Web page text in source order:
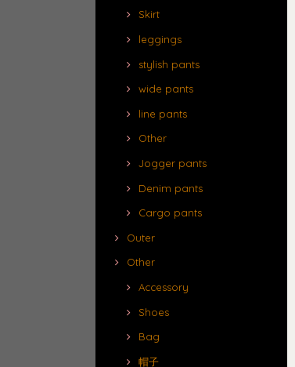
Skirt
leggings
stylish pants
wide pants
line pants
Other
Jogger pants
Denim pants
Cargo pants
Outer
Other
Accessory
Shoes
Bag
帽子